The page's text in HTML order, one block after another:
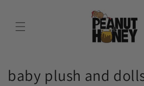
收
baby plush and